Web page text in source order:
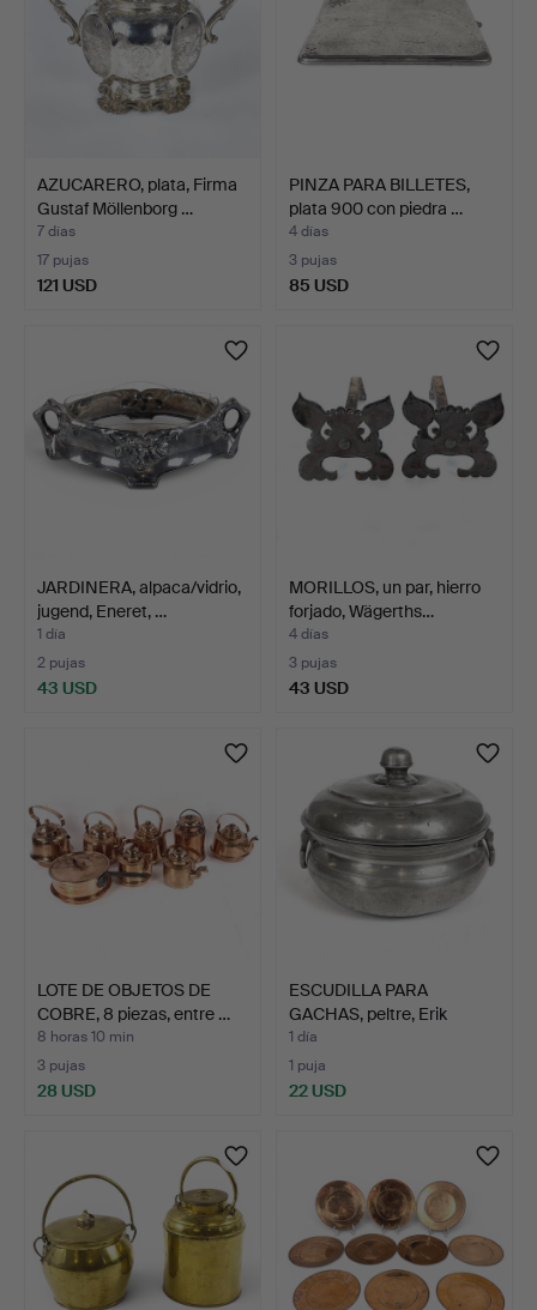
AZUCARERO, plata, Firma
Gustaf Möllenborg …
7 días
17 pujas
121 USD
PINZA PARA BILLETES,
plata 900 con piedra …
4 días
3 pujas
85 USD
JARDINERA, alpaca/vidrio,
jugend, Eneret, …
1 día
2 pujas
43 USD
MORILLOS, un par, hierro
forjado, Wägerths…
4 días
3 pujas
43 USD
LOTE DE OBJETOS DE
COBRE, 8 piezas, entre …
8 horas 10 min
3 pujas
28 USD
ESCUDILLA PARA
GACHAS, peltre, Erik
Wikstr…
1 día
1 puja
22 USD